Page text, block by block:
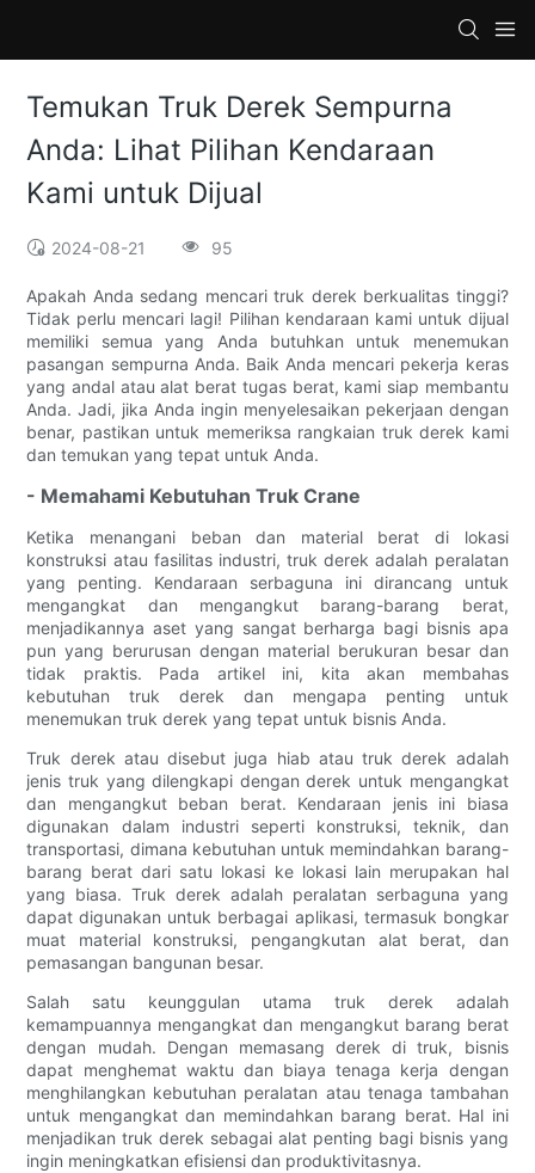
Temukan Truk Derek Sempurna
Anda: Lihat Pilihan Kendaraan
Kami untuk Dijual
2024-08-21 95
Apakah Anda sedang mencari truk derek berkualitas tinggi?
Tidak perlu mencari lagi! Pilihan kendaraan kami untuk dijual
memiliki semua yang Anda butuhkan untuk menemukan
pasangan sempurna Anda. Baik Anda mencari pekerja keras
yang andal atau alat berat tugas berat, kami siap membantu
Anda. Jadi, jika Anda ingin menyelesaikan pekerjaan dengan
benar, pastikan untuk memeriksa rangkaian truk derek kami
dan temukan yang tepat untuk Anda.
- Memahami Kebutuhan Truk Crane
Ketika menangani beban dan material berat di lokasi
konstruksi atau fasilitas industri, truk derek adalah peralatan
yang penting. Kendaraan serbaguna ini dirancang untuk
mengangkat dan mengangkut barang-barang berat,
menjadikannya aset yang sangat berharga bagi bisnis apa
pun yang berurusan dengan material berukuran besar dan
tidak praktis. Pada artikel ini, kita akan membahas
kebutuhan truk derek dan mengapa penting untuk
menemukan truk derek yang tepat untuk bisnis Anda.
Truk derek atau disebut juga hiab atau truk derek adalah
jenis truk yang dilengkapi dengan derek untuk mengangkat
dan mengangkut beban berat. Kendaraan jenis ini biasa
digunakan dalam industri seperti konstruksi, teknik, dan
transportasi, dimana kebutuhan untuk memindahkan barang-
barang berat dari satu lokasi ke lokasi lain merupakan hal
yang biasa. Truk derek adalah peralatan serbaguna yang
dapat digunakan untuk berbagai aplikasi, termasuk bongkar
muat material konstruksi, pengangkutan alat berat, dan
pemasangan bangunan besar.
Salah satu keunggulan utama truk derek adalah
kemampuannya mengangkat dan mengangkut barang berat
dengan mudah. Dengan memasang derek di truk, bisnis
dapat menghemat waktu dan biaya tenaga kerja dengan
menghilangkan kebutuhan peralatan atau tenaga tambahan
untuk mengangkat dan memindahkan barang berat. Hal ini
menjadikan truk derek sebagai alat penting bagi bisnis yang
ingin meningkatkan efisiensi dan produktivitasnya.